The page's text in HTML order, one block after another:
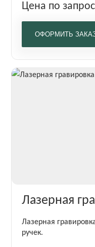
Цена по
Лазерная
Лазерная
ручек.